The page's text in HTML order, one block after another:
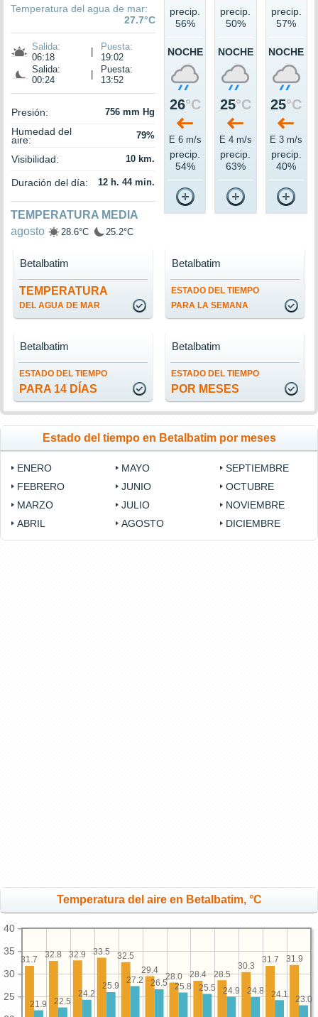
Temperatura del agua de mar:
27.7°C
Salida:
06:18
Puesta:
19:02
Salida:
00:24
Puesta:
13:52
Presión: 756 mm Hg
Humedad del
aire: 79%
Visibilidad: 10 km.
Duración del día: 12 h. 44 min.
TEMPERATURA MEDIA
agosto
28.6°C 25.2°C
precip.
56%
NOCHE
26°C
E 6 m/s
precip.
54%
precip.
50%
NOCHE
25°C
E 4 m/s
precip.
63%
precip.
57%
NOCHE
25°C
E 3 m/s
precip.
40%
TEMPERATURA
DEL AGUA DE MAR
Betalbatim
ESTADO DEL TIEMPO
PARA LA SEMANA
Betalbatim
ESTADO DEL TIEMPO
PARA 14 DÍAS
Betalbatim
ESTADO DEL TIEMPO
POR MESES
Betalbatim
Estado del tiempo en Betalbatim por meses
ENERO
FEBRERO
MARZO
ABRIL
MAYO
JUNIO
JULIO
AGOSTO
SEPTIEMBRE
OCTUBRE
NOVIEMBRE
DICIEMBRE
Temperatura del aire en Betalbatim, °C
25
30
35
40
31.9
31.7
30.3
28.5
28.4
28.0
29.4
32.5
33.5
32.9
32.8
31.7
23.0
24.1
24.8
24.9
25.5
25.8
26.5
27.2
25.9
24.2
22.5
21.9